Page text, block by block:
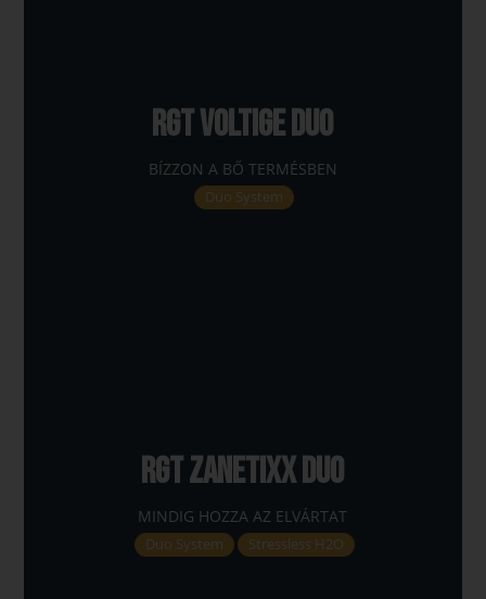
RGT VOLTIGE DUO
BÍZZON A BŐ TERMÉSBEN
Duo System
RGT ZANETIXX DUO
MINDIG HOZZA AZ ELVÁRTAT
Duo System Stressless H2O